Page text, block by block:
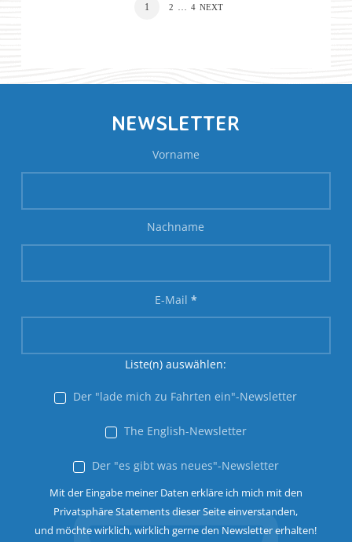
1 2 … 4 NEXT
NEWSLETTER
Vorname
Nachname
E-Mail *
Liste(n) auswählen:
Der "lade mich zu Fahrten ein"-Newsletter
The English-Newsletter
Der "es gibt was neues"-Newsletter
Mit der Eingabe meiner Daten erkläre ich mich mit den
Privatsphäre Statements dieser Seite einverstanden,
und möchte wirklich, wirklich gerne den Newsletter erhalten!